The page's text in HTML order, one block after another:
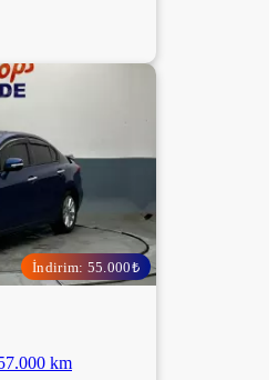
İndirim: 55.000₺
km